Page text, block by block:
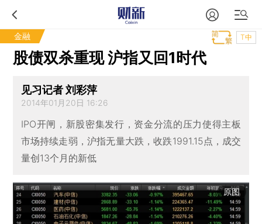
金融 T中
股债双杀重现 沪指又回1时代
见习记者 刘彩萍
2014年01月20日 16:26
IPO开闸，新股密集发行，资金分流的压力使得主板
市场持续走弱，沪指无量大跌，收跌1991.15点，成交
量创13个月的新低
原图